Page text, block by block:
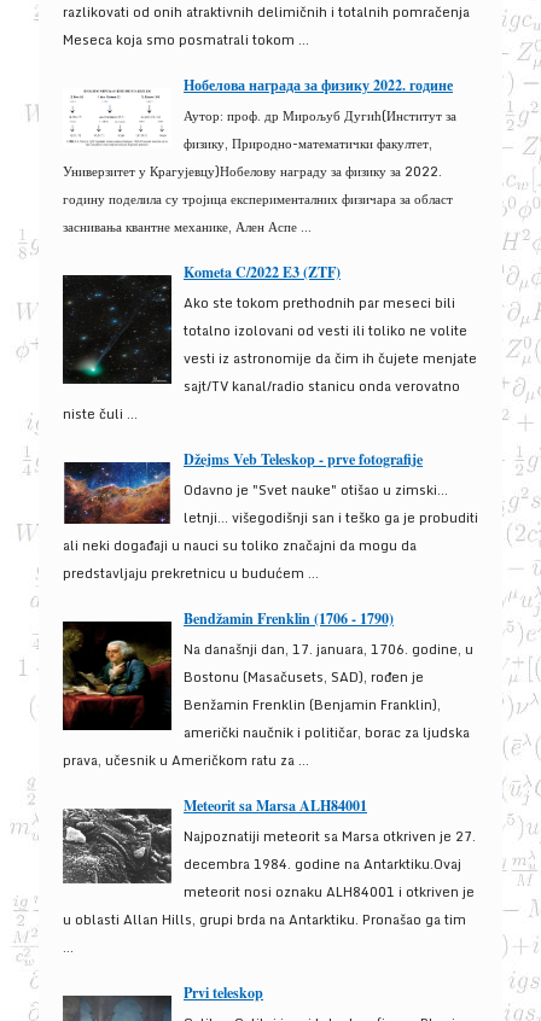
razlikovati od onih atraktivnih delimičnih i totalnih pomračenja
Meseca koja smo posmatrali tokom ...
Нобелова награда за физику 2022. године
Аутор: проф. др Мирољуб Дугић(Институт за
физику, Природно-математички факултет,
Универзитет у Крагујевцу)Нобелову награду за физику за 2022.
годину поделила су тројица експерименталних физичара за област
заснивања квантне механике, Ален Аспе ...
Kometa C/2022 E3 (ZTF)
Ako ste tokom prethodnih par meseci bili
totalno izolovani od vesti ili toliko ne volite
vesti iz astronomije da čim ih čujete menjate
sajt/TV kanal/radio stanicu onda verovatno
niste čuli ...
Džejms Veb Teleskop - prve fotografije
Odavno je "Svet nauke" otišao u zimski...
letnji... višegodišnji san i teško ga je probuditi
ali neki događaji u nauci su toliko značajni da mogu da
predstavljaju prekretnicu u budućem ...
Bendžamin Frenklin (1706 - 1790)
Na današnji dan, 17. januara, 1706. godine, u
Bostonu (Masačusets, SAD), rođen je
Benžamin Frenklin (Benjamin Franklin),
američki naučnik i političar, borac za ljudska
prava, učesnik u Američkom ratu za ...
Meteorit sa Marsa ALH84001
Najpoznatiji meteorit sa Marsa otkriven je 27.
decembra 1984. godine na Antarktiku.Ovaj
meteorit nosi oznaku ALH84001 i otkriven je
u oblasti Allan Hills, grupi brda na Antarktiku. Pronašao ga tim
...
Prvi teleskop